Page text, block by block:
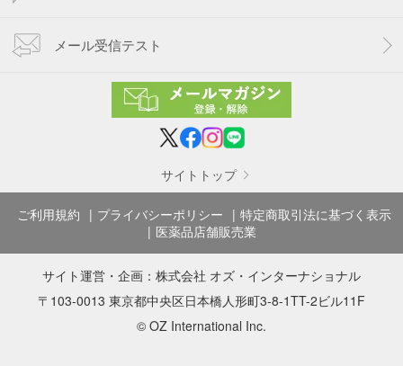
メール受信テスト
サイトトップ
ご利用規約 プライバシーポリシー
特定商取引法に基づく表示
医薬品店舗販売業
サイト運営・企画： 株式会社 オズ・インターナショナル
〒103-0013 東京都中央区日本橋人形町3-8-1TT-2ビル11F
© OZ International Inc.